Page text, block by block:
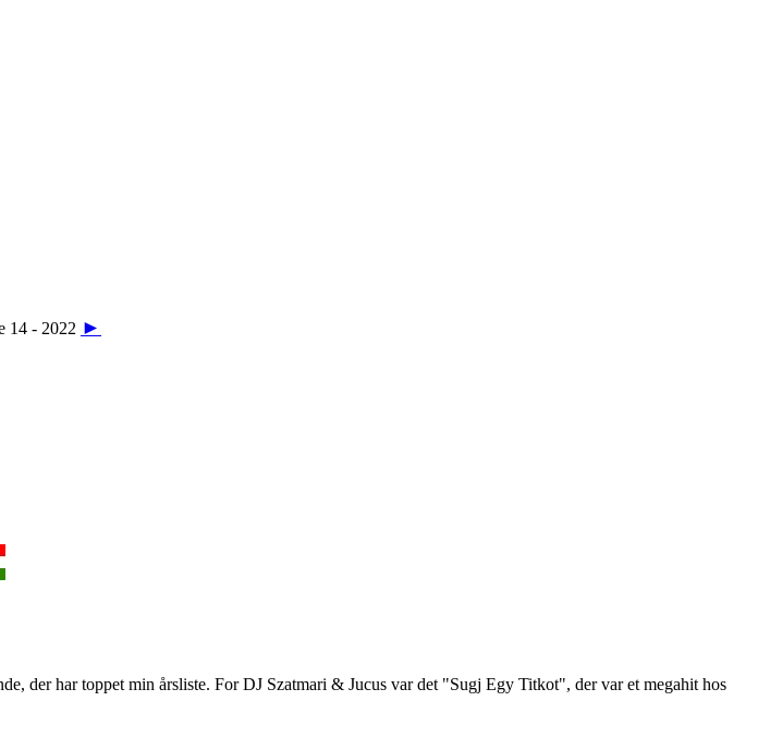
14 - 2022 ►
der har toppet min årsliste. For DJ Szatmari & Jucus var det "Sugj Egy Titkot", der var et megahit hos